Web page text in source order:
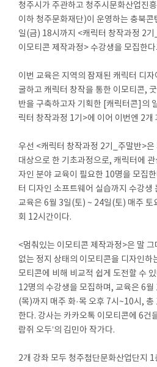
청주시가 주관하고 청주시문화산업진
이하 청주문화재단)이 운영하는 충북
일(금) 18시까지 <캐릭터 창작과정 2
이모티콘 제작과정> 수강생을 모집한
이번 교육은 지역의 잠재된 캐릭터 디
굴하고 캐릭터 창작을 통한 이모티콘,
반을 구축하고자 기획한 [캐릭터콘]의
릭터 창작과정 1기>에 이어 이번엔 2개
우선 <캐릭터 창작과정 2기_주말반>
대상으로 한 기초과정으로, 캐릭터에 관
자인 분야 교육이 필요한 10명을 모집
터 디자인 소프트웨어 실습까지 수강생
교육은 6월 3일(토) ~ 24일(토) 매주 토
회 12시간이다.
<멈춰있는 이모티콘 제작과정>은 말
없는 정지 상태의 이모티콘을 디자인하
모티콘에 비해 비교적 쉽게 도전할 수
12명의 수강생을 모집하며, 교육은 6
(목)까지 매주 화·목 오후 7시~10시,
한다. 강사는 카카오톡 이모티콘에 6건
람쥐 오두’의 김민아 작가다.
2개 강좌 모두 청주첨단문화산업단지